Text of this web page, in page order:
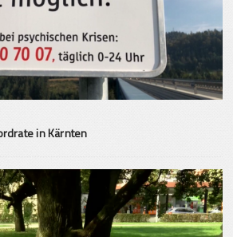
in Kärnten